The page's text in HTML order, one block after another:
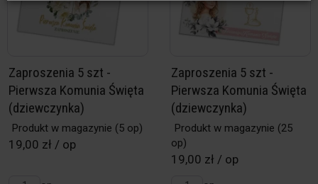
Zaproszenia 5 szt -
Pierwsza Komunia Święta
(dziewczynka)
Produkt w magazynie (5 op)
19,00 zł / op
Zaproszenia 5 szt -
Pierwsza Komunia Święta
(dziewczynka)
Produkt w magazynie (25
op)
19,00 zł / op